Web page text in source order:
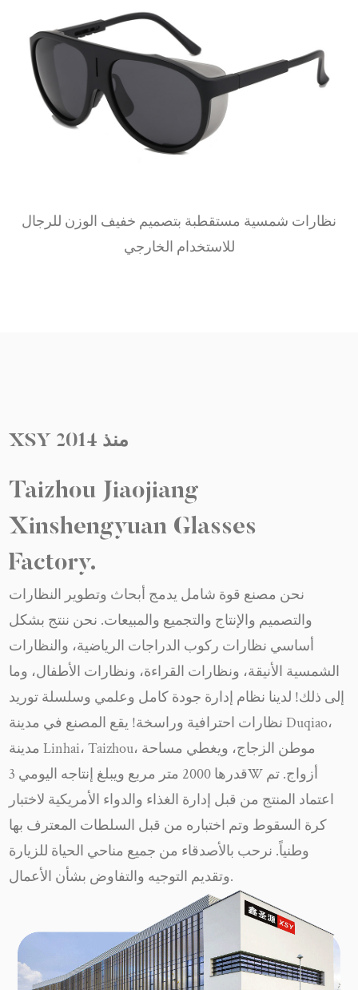
النظارات الشمسية لرقابة صارمة على الجودة لضمان
منتجات عالية الجودة. يضمن التزامنا بالهندسة الدقيقة أن
يتم تصميم كل إطار بشكل لا تشوبه شائبة من أجل
ملاءمة مريحة. نحن نستخدم تكنولوجيا متقدمة لضمان
توفير العدسات للوضوح والرؤية الجيدة. حماية للأشعة
الفوق بنفسجية صحة عينيك هي أولوية قصوى بالنسبة لنا.
والأشعة فوق البنفسجية فئة B الضارة. لا تعمل هذه
الحماية على تعزيز رؤيتك فحسب، بل تقلل أيضًا من
العدسات المستقطبة تعزز راحة البصر ووضوحه. خيارات
تكون فريدة من نوعها مثل الأشخاص الذين يرتدونها. ولهذا
السبب نقدم خيارات التخصيص لأنماط مختارة. يمكنك
اختيار ألوان الإطار، وصبغات العدسات، وحتى إضافة
نقوش مخصصة لجعل نظارتك الشمسية فريدة من نوعها
حقًا. الراحة والملاءمة الراحة أمر بالغ الأهمية عندما يتعلق
الأمر بالنظارات. تتميز نظارتنا الشمسية بتصميمات
مريحة، ومواد خفيفة الوزن، ووسادات أنف قابلة للتعديل
لملاءمة مريحة ودافئة. يمكنك الاستمتاع بارتداء ممتد دون
إزعاج أو تهيج. متانة تم تصميم منتجاتنا لتتحمل البلى
والتمزق اليومي، مما يضمن بقائها إكسسوارًا موثوقًا به
في مجموعتك. كن مطمئنًا، فنظاراتنا الشمسية هي
استثمار في الأناقة وطول العمر. براعه تم تصميم نظارتنا
الشمسية لتكمل مجموعة واسعة من الملابس
والمناسبات. سواء كنت ترتدي ملابس مناسبة رسمية، أو
تتجه إلى الشاطئ، أو تبحث عن مظهر غير رسمي، فإن
مجموعتنا المتنوعة ستلبي احتياجاتك. مع زوج من
النظارات الشمسية لدينا، سوف تتألق دائمًا بمظهر
عصري. في الختام، تجمع النظارات الشمسية الرجالية
لدينا بين الأناقة والجودة والعملية لتوفر لك الرفيق المثالي
للنظارات في أي مناسبة. سواء كنت تبحث عن الأناقة
نظارات شمسية مستقطبة بتصميم خفيف الوزن للرجال
للاستخدام الخارجي
XSY منذ 2014
Taizhou Jiaojiang
Xinshengyuan Glasses
Factory.
نحن مصنع قوة شامل يدمج أبحاث وتطوير النظارات
والتصميم والإنتاج والتجميع والمبيعات. نحن ننتج بشكل
أساسي نظارات ركوب الدراجات الرياضية، والنظارات
الشمسية الأنيقة، ونظارات القراءة، ونظارات الأطفال، وما
إلى ذلك! لدينا نظام إدارة جودة كامل وعلمي وسلسلة توريد
نظارات احترافية وراسخة! يقع المصنع في مدينة Duqiao،
مدينة Linhai، Taizhou، موطن الزجاج، ويغطي مساحة
قدرها 2000 متر مربع ويبلغ إنتاجه اليومي 3W أزواج. تم
اعتماد المنتج من قبل إدارة الغذاء والدواء الأمريكية لاختبار
كرة السقوط وتم اختباره من قبل السلطات المعترف بها
وطنياً. نرحب بالأصدقاء من جميع مناحي الحياة للزيارة
وتقديم التوجيه والتفاوض بشأن الأعمال.